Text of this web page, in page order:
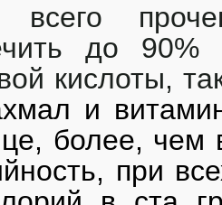
всего
до
кислоты,
и
более, чем
при